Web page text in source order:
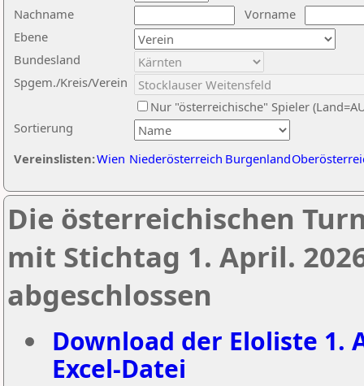
Nachname
Vorname
Ebene
Sortierung
Bundesland
Spgem./Kreis/Verein
Nur "österreichische" Spieler
Vereinslisten:Wien Niederösterreich Burgenland
Die österreichischen
mit Stichtag 1. April.
abgeschlossen
Download der Eloliste 1.
Excel-Datei